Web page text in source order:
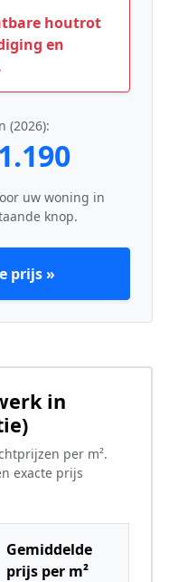
houtrot
en
(2026):
uw woning in
knop.
prijs »
in
per m².
exacte prijs
Gemiddelde
prijs per m²